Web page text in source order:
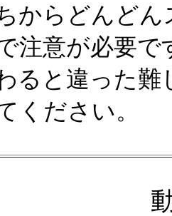
からどんど
注意が必要で
ると違った
ください。